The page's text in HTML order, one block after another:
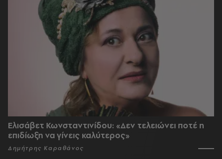
Ελισάβετ Κωνσταντινίδου: «Δεν τελειώνει ποτέ η
επιδίωξη να γίνεις καλύτερος»
Δημήτρης Καραθάνος